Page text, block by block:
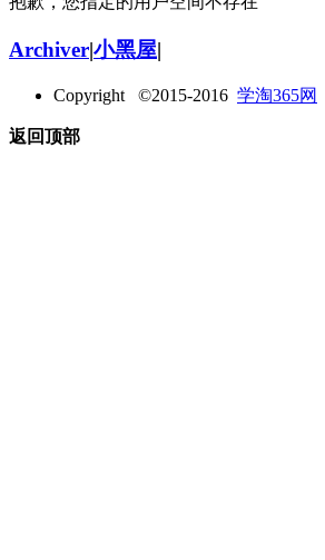
Archiver|小黑屋|
Copyright ©2015-2016 学淘365网
返回顶部